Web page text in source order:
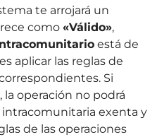
te arrojará un
como «Válido»,
está de
aplicar las reglas de
Si
, la operación no podrá
exenta y
de las operaciones